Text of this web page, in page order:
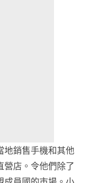
地銷售手機和其他
營店。令他們除了